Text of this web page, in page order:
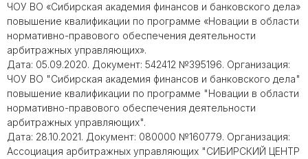
ЧОУ ВО «Сибирская академия финансов и банковского дела»
повышение квалификации по программе «Новации в области
нормативно-правового обеспечения деятельности
арбитражных управляющих».
Дата: 05.09.2020. Документ: 542412 №395196. Организация:
ЧОУ ВО "Сибирская академия финансов и банковского дела"
повышение квалификации по программе "Новации в области
нормативно-правового обеспечения деятельности
арбитражных управляющих".
Дата: 28.10.2021. Документ: 080000 №160779. Организация:
Ассоциация арбитражных управляющих "СИБИРСКИЙ ЦЕНТР